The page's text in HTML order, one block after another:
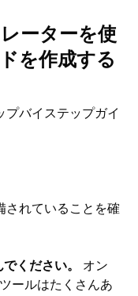
ーターを使
を作成する
プバイステップガイ
されていることを確
ください。 オン
ールはたくさんあ